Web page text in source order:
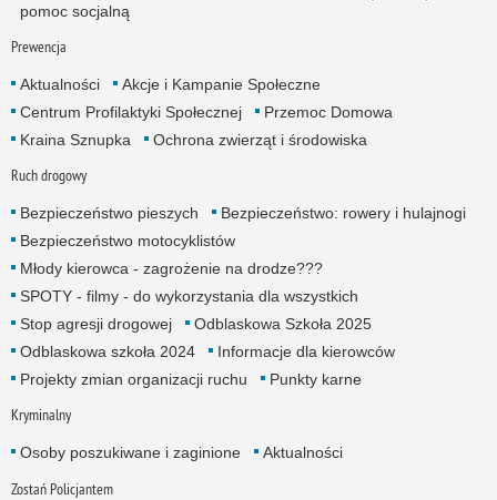
pomoc socjalną
Prewencja
Aktualności
Akcje i Kampanie Społeczne
Centrum Profilaktyki Społecznej
Przemoc Domowa
Kraina Sznupka
Ochrona zwierząt i środowiska
Ruch drogowy
Bezpieczeństwo pieszych
Bezpieczeństwo: rowery i hulajnogi
Bezpieczeństwo motocyklistów
Młody kierowca - zagrożenie na drodze???
SPOTY - filmy - do wykorzystania dla wszystkich
Stop agresji drogowej
Odblaskowa Szkoła 2025
Odblaskowa szkoła 2024
Informacje dla kierowców
Projekty zmian organizacji ruchu
Punkty karne
Kryminalny
Osoby poszukiwane i zaginione Aktualności
Zostań Policjantem